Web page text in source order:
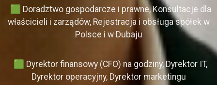
🟩 Doradztwo gospodarcze i prawne, Konsultacje dla
właścicieli i zarządów, Rejestracja i obsługa spółek w
Polsce i w Dubaju
🟩 Dyrektor finansowy (CFO) na godziny, Dyrektor IT,
Dyrektor operacyjny, Dyrektor marketingu